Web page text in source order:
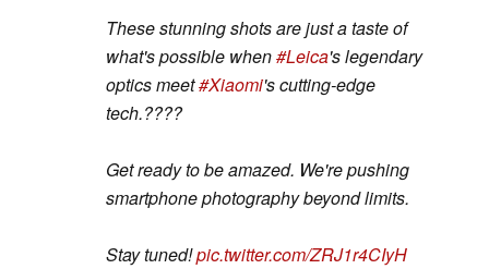
These stunning shots are just a taste of
what's possible when#Leica's legendary
optics meet#Xiaomi's cutting-edge
tech.????
Get ready to be amazed. We're pushing
smartphone photography beyond limits.
Stay tuned!pic.twitter.com/ZRJ1r4CIyH